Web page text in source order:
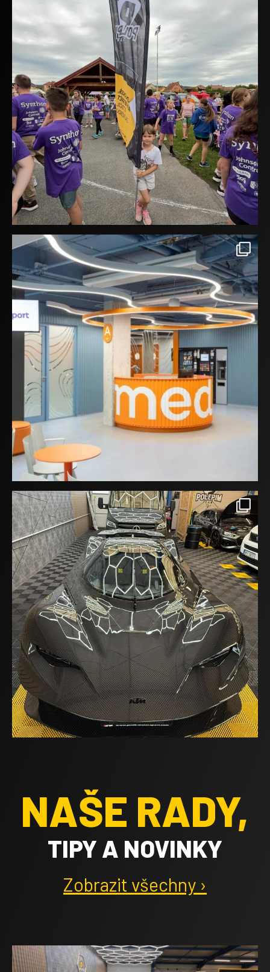
NAŠE RADY,
TIPY A NOVINKY
Zobrazit všechny ›